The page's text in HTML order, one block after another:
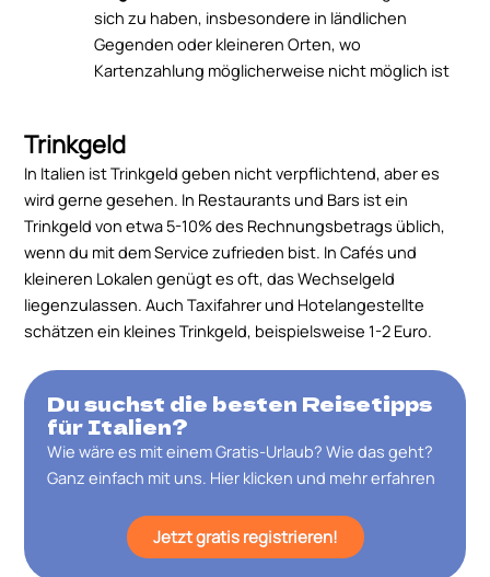
sich zu haben, insbesondere in ländlichen
Gegenden oder kleineren Orten, wo
Kartenzahlung möglicherweise nicht möglich ist
Trinkgeld
In Italien ist Trinkgeld geben nicht verpflichtend, aber es
wird gerne gesehen. In Restaurants und Bars ist ein
Trinkgeld von etwa 5-10% des Rechnungsbetrags üblich,
wenn du mit dem Service zufrieden bist. In Cafés und
kleineren Lokalen genügt es oft, das Wechselgeld
liegenzulassen. Auch Taxifahrer und Hotelangestellte
schätzen ein kleines Trinkgeld, beispielsweise 1-2 Euro.
Du suchst die besten Reisetipps
für Italien?
Wie wäre es mit einem Gratis-Urlaub? Wie das geht?
Ganz einfach mit uns. Hier klicken und mehr erfahren
Jetzt gratis registrieren!